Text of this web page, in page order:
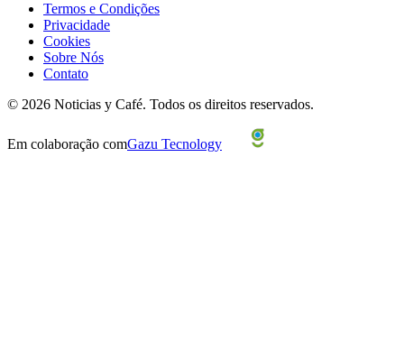
Termos e Condições
Privacidade
Cookies
Sobre Nós
Contato
© 2026 Noticias y Café. Todos os direitos reservados.
Em colaboração comGazu Tecnology